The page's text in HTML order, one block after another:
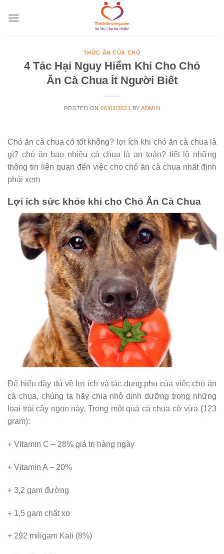
THỨC ĂN CỦA CHÓ
4 Tác Hại Nguy Hiểm Khi Cho Chó
Ăn Cà Chua Ít Người Biết
POSTED ON06/02/2021 BYADMIN
Chó ăn cà chua có tốt không? lợi ích khi chó ăn cà chua là
gì? chó ăn bao nhiêu cà chua là an toàn? tiết lộ những
thông tin liên quan đến việc cho chó ăn cà chua nhất định
phải xem
Lợi ích sức khỏe khi cho Chó Ăn Cà Chua
Để hiểu đầy đủ về lợi ích và tác dụng phụ của việc chó ăn
cà chua, chúng ta hãy chia nhỏ dinh dưỡng trong những
loại trái cây ngon này. Trong một quả cà chua cỡ vừa (123
gram):
+ Vitamin C – 28% giá trị hàng ngày
+ Vitamin A – 20%
+ 3,2 gam đường
+ 1,5 gam chất xơ
+ 292 miligam Kali (8%)